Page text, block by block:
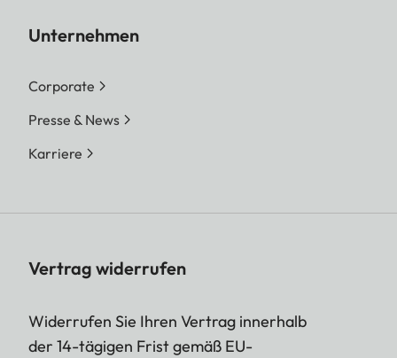
Unternehmen
Corporate
Presse & News
Karriere
Vertrag widerrufen
Widerrufen Sie Ihren Vertrag innerhalb
der 14-tägigen Frist gemäß EU-